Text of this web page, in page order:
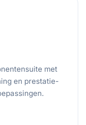
met
en prestatie-